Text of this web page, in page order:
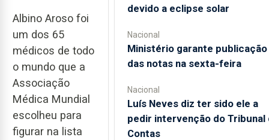
Albino Aroso foi
um dos 65
médicos de todo
o mundo que a
Associação
Médica Mundial
escolheu para
figurar na lista
devido a eclipse solar
Nacional
Ministério garante publicação
das notas na sexta-feira
Nacional
Luís Neves diz ter sido ele a
pedir intervenção do Tribunal
Contas